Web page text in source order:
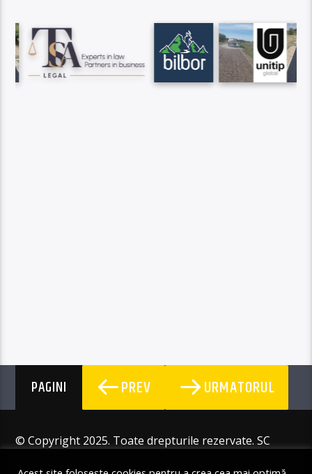
PAGINI PREV URMATORUL
© Copyright 2025. Toate drepturile rezervate. SC